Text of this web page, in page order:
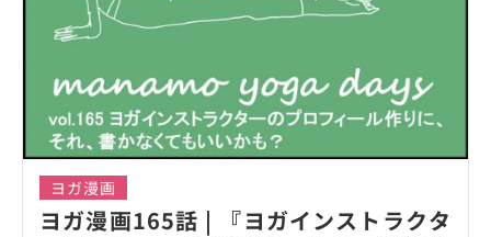
ヨガ漫画
ヨガ漫画165話 | 『ヨガインストラクタ